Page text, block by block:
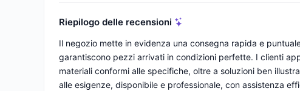
Riepilogo delle recensioni
Il negozio mette in evidenza una consegna rapida e
garantiscono pezzi arrivati in condizioni perfette. I clienti
materiali conformi alle specifiche, oltre a soluzioni ben
alle esigenze, disponibile e professionale, con assistenza